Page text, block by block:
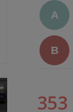
(TOP
stav)
A
B
353